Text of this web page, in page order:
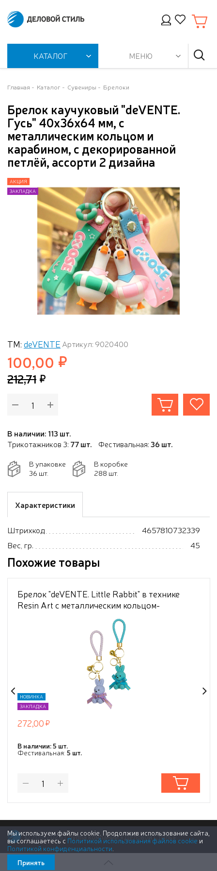
КАТАЛОГ МЕНЮ
Главная Каталог Сувениры Брелоки
Брелок каучуковый "deVENTE.
Гусь" 40x36x64 мм, с
металлическим кольцом и
карабином, с декорированной
петлёй, ассорти 2 дизайна
АКЦИЯ
ЗАКЛАДКА
АКЦИЯ
ЗАКЛАДКА
ТМ: deVENTE Артикул: 9020400
100,00
212,71
В наличии: 113 шт.
Трикотажников 3: 77 шт. Фестивальная:36 шт.
В упаковке
36 шт.
В коробке
288 шт.
Характеристики
Штрихкод
4657810732339
Вес, гр.
45
Похожие товары
Брелок "deVENTE. Little Rabbit" в технике
Resin Art с металлическим кольцом-
карабином и шнурком из полиуретана в
форме зайчика, ассорти 2 дизайна
НОВИНКА
ЗАКЛАДКА
272,00
В наличии: 5 шт.
Фестивальная: 5 шт.
© 2011-2026 Группа компаний «Деловой Стиль»
Мы используем файлы cookie. Продолжив использование сайта,
вы соглашаетесь с Политикой использования файлов cookie и
Политикой конфиденциальности
Принять